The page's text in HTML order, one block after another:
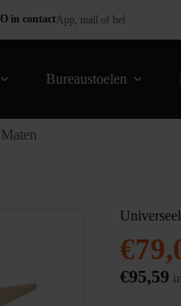
in contactApp, mail of bel
Bureaustoelen
€
€95,59